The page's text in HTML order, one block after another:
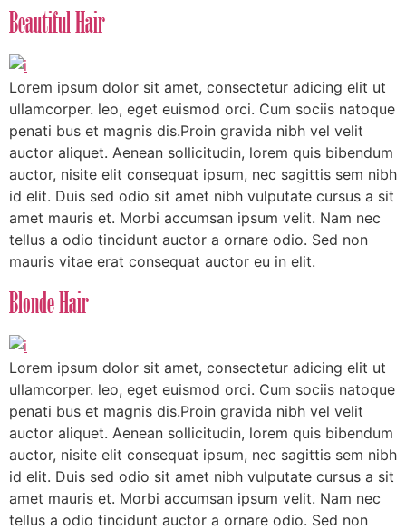
Beautiful Hair
Lorem ipsum dolor sit amet, consectetur adicing elit ut
ullamcorper. leo, eget euismod orci. Cum sociis natoque
penati bus et magnis dis.Proin gravida nibh vel velit
auctor aliquet. Aenean sollicitudin, lorem quis bibendum
auctor, nisite elit consequat ipsum, nec sagittis sem nibh
id elit. Duis sed odio sit amet nibh vulputate cursus a sit
amet mauris et. Morbi accumsan ipsum velit. Nam nec
tellus a odio tincidunt auctor a ornare odio. Sed non
mauris vitae erat consequat auctor eu in elit.
Blonde Hair
Lorem ipsum dolor sit amet, consectetur adicing elit ut
ullamcorper. leo, eget euismod orci. Cum sociis natoque
penati bus et magnis dis.Proin gravida nibh vel velit
auctor aliquet. Aenean sollicitudin, lorem quis bibendum
auctor, nisite elit consequat ipsum, nec sagittis sem nibh
id elit. Duis sed odio sit amet nibh vulputate cursus a sit
amet mauris et. Morbi accumsan ipsum velit. Nam nec
tellus a odio tincidunt auctor a ornare odio. Sed non